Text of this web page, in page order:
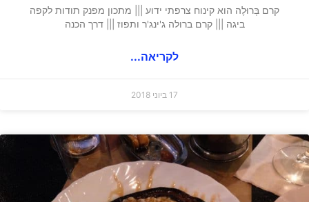
קרם בְּרוּלֶה הוא קינוח צרפתי ידוע ||| מתכון מפנק תודות לקפה
ביגה ||| קרם ברולה ג'ינג'ר ותפוז ||| דרך הכנה
לקריאה...
17 ביוני 2018